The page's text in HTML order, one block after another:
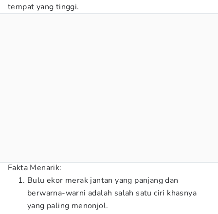
tempat yang tinggi.
Fakta Menarik:
Bulu ekor merak jantan yang panjang dan
berwarna-warni adalah salah satu ciri khasnya
yang paling menonjol.